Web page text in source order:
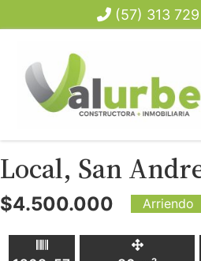
(57) 313
Local, San
$4.500.000 Arriendo